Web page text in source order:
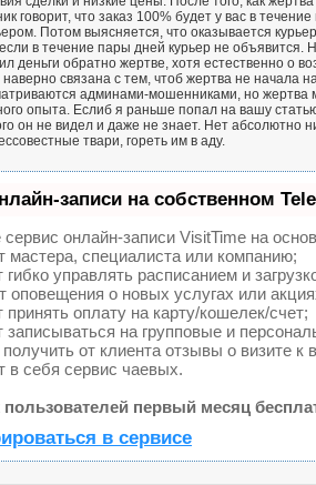
говорит, что заказ 100% будет у вас в
Потом выясняется, что оказывается
в течение пары дней курьер не
деньги обратно жертве, хотя естественно о
связана с тем, чтоб жертва не начала
админами-мошенниками, но жертва
опыта. Еслиб я раньше попал на вашу
он не видел и даже не знает. Нет
твари, гореть им в аду.
записи на собственном
онлайн-записи VisitTime на
мастера, специалиста или компанию;
управлять расписанием и
о новых услугах или
оплату на карту/кошелек/счет;
на групповые и
от клиента отзывы о визите к
себя сервис чаевых.
первый месяц
в сервисе